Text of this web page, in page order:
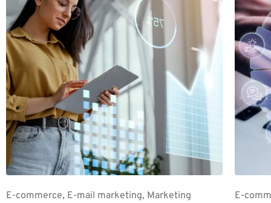
E-commerce, E-mail marketing, Marketing E-